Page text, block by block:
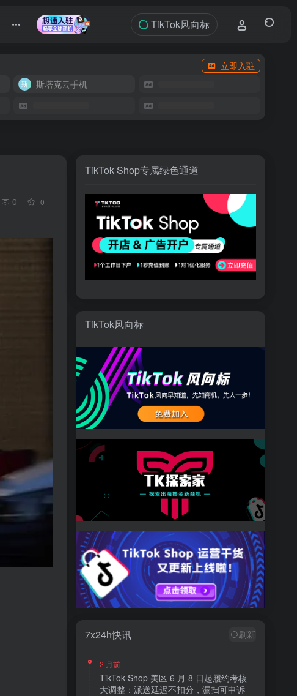
TikTok风向标
立即入驻
斯塔克云手机
0 0
TikTok Shop专属绿色通道
TikTok风向标
7x24h快讯 刷新
2 月前
TikTok Shop 美区 6 月 8 日起履约考核
大调整：派送延迟不扣分，漏扫可申诉